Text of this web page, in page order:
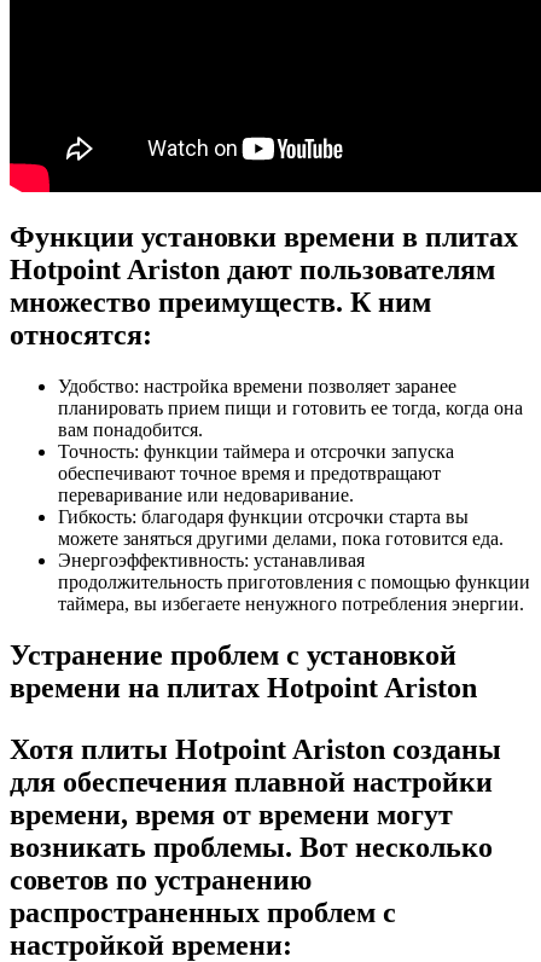
Функции установки времени в плитах
Hotpoint Ariston дают пользователям
множество преимуществ. К ним
относятся:
Удобство: настройка времени позволяет заранее
планировать прием пищи и готовить ее тогда, когда она
вам понадобится.
Точность: функции таймера и отсрочки запуска
обеспечивают точное время и предотвращают
переваривание или недоваривание.
Гибкость: благодаря функции отсрочки старта вы
можете заняться другими делами, пока готовится еда.
Энергоэффективность: устанавливая
продолжительность приготовления с помощью функции
таймера, вы избегаете ненужного потребления энергии.
Устранение проблем с установкой
времени на плитах Hotpoint Ariston
Хотя плиты Hotpoint Ariston созданы
для обеспечения плавной настройки
времени, время от времени могут
возникать проблемы. Вот несколько
советов по устранению
распространенных проблем с
настройкой времени: